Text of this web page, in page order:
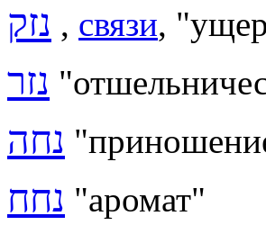
נזק , связи,
נזר
נחה
נחח "аромат"